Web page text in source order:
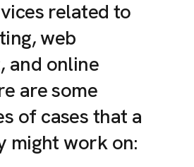
related to
web
and online
aresome
of casesthat a
might work on: